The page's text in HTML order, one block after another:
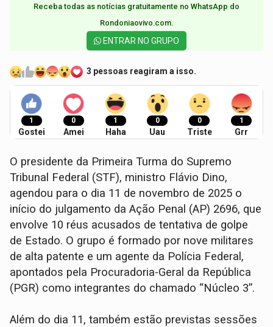
Receba todas as notícias gratuitamente no WhatsApp do
Rondoniaovivo.com.​
ENTRAR NO GRUPO
3 pessoas reagiram a isso.
1
Gostei
0
Amei
1
Haha
0
Uau
0
Triste
1
Grr
O presidente da Primeira Turma do Supremo
Tribunal Federal (STF), ministro Flávio Dino,
agendou para o dia 11 de novembro de 2025 o
início do julgamento da Ação Penal (AP) 2696, que
envolve 10 réus acusados de tentativa de golpe
de Estado. O grupo é formado por nove militares
de alta patente e um agente da Polícia Federal,
apontados pela Procuradoria-Geral da República
(PGR) como integrantes do chamado “Núcleo 3”.
Além do dia 11, também estão previstas sessões